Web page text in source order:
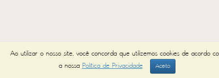
Ao utilizar o nosso site, você concorda que utilizemos cookies de acordo
a nossa Política de Privacidade Aceito